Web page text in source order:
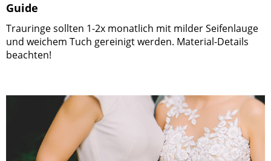
Guide
Trauringe sollten 1-2x monatlich mit milder Seifenlauge
und weichem Tuch gereinigt werden. Material-Details
beachten!